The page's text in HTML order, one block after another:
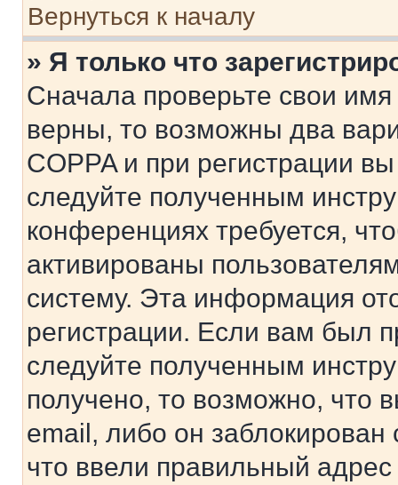
Вернуться к началу
» Я только что
Сначала проверьте свои
верны, то возможны два
COPPA и при регистрации
следуйте полученным
конференциях требуется,
активированы
систему. Эта информация
регистрации. Если вам был
следуйте полученным
получено, то возможно, что
email, либо он
что ввели правильный адрес